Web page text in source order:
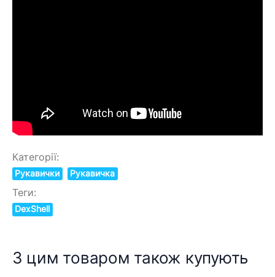
Категорії:
Рукавички Рукавичка
Теги:
DexShell
З цим товаром також купують